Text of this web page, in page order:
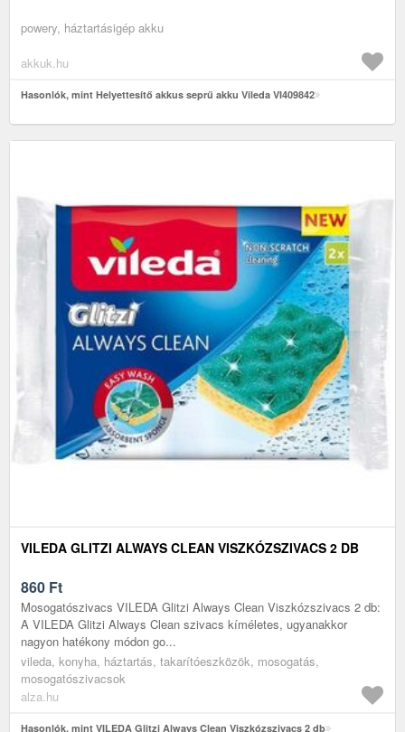
powery, háztartásigép akku
akkuk.hu
Hasonlók, mint Helyettesítő akkus seprű akku Vileda VI409842
VILEDA GLITZI ALWAYS CLEAN VISZKÓZSZIVACS 2 DB
860 Ft
Mosogatószivacs VILEDA Glitzi Always Clean Viszkózszivacs 2 db:
A VILEDA Glitzi Always Clean szivacs kíméletes, ugyanakkor
nagyon hatékony módon go...
vileda, konyha, háztartás, takarítóeszközök, mosogatás,
mosogatószivacsok
alza.hu
Hasonlók, mint VILEDA Glitzi Always Clean Viszkózszivacs 2 db